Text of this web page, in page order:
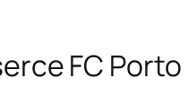
FC Porto